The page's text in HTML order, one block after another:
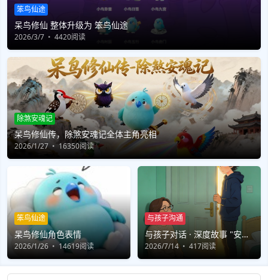
笨鸟仙途
呆鸟修仙 整体升级为 笨鸟仙途
2026/3/7 4420阅读
除煞安魂记
呆鸟修仙传，除煞安魂记全体主角亮相
2026/1/27 16350阅读
笨鸟仙途
呆鸟修仙角色表情
2026/1/26 14619阅读
与孩子沟通
与孩子对话 · 深度故事 "安全
感"不是不吵架 是吵完还能说
话
2026/7/14 417阅读